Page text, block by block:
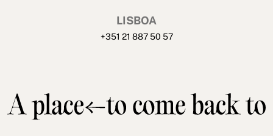
LISBOA
+351 21 887 50 57